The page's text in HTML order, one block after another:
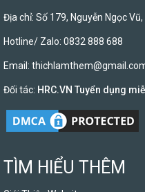
Địa chỉ: Số 179, Nguyễn Ngọc Vũ,
Hotline/ Zalo: 0832 888 688
Email:
Đối tác: HRC.VN Tuyển dụng
TÌM HIỂU THÊM